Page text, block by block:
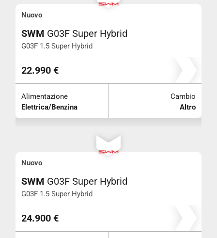
Nuovo
SWM G03F Super Hybrid
G03F 1.5 Super Hybrid
22.990 €
Alimentazione
Elettrica/Benzina
Cambio
Altro
Nuovo
SWM G03F Super Hybrid
G03F 1.5 Super Hybrid
24.900 €